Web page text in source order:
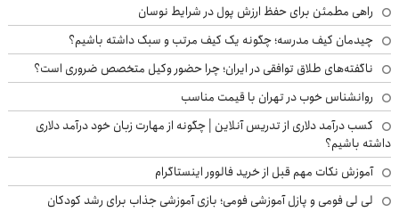
راهی مطمئن برای حفظ ارزش پول در شرایط نوسان
چیدمان کیف مدرسه؛ چگونه یک کیف مرتب و سبک داشته باشیم؟
ناگفته‌های طلاق توافقی در ایران؛ چرا حضور وکیل متخصص ضروری است؟
روانشناس خوب در تهران با قیمت مناسب
کسب درآمد دلاری از تدریس آنلاین | چگونه از مهارت زبان خود درآمد دلاری
داشته باشیم؟
آموزش نکات مهم قبل از خرید فالوور اینستاگرام
لی لی فومی و پازل آموزشی فومی؛ بازی آموزشی جذاب برای رشد کودکان